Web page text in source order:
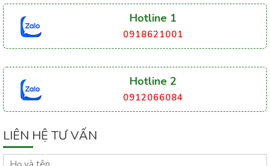
Hotline 1
0918621001
Hotline 2
0912066084
LIÊN HỆ TƯ VẤN